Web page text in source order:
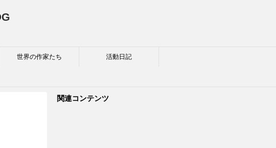
世界の作家たち 活動日記
関連コンテンツ